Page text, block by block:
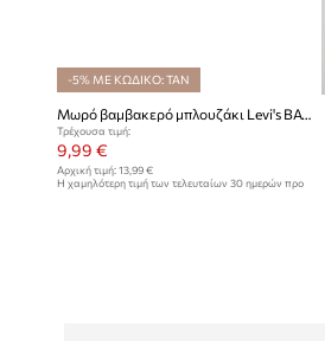
-5% ΜΕ ΚΩΔΙΚΟ: TAN
Μωρό βαμβακερό μπλουζάκι Levi's BATWING TEE
Τρέχουσα τιμή:
9,99 €
Αρχική τιμή: 13,99 €
Η χαμηλότερη τιμή των τελευταίων 30 ημερών προ